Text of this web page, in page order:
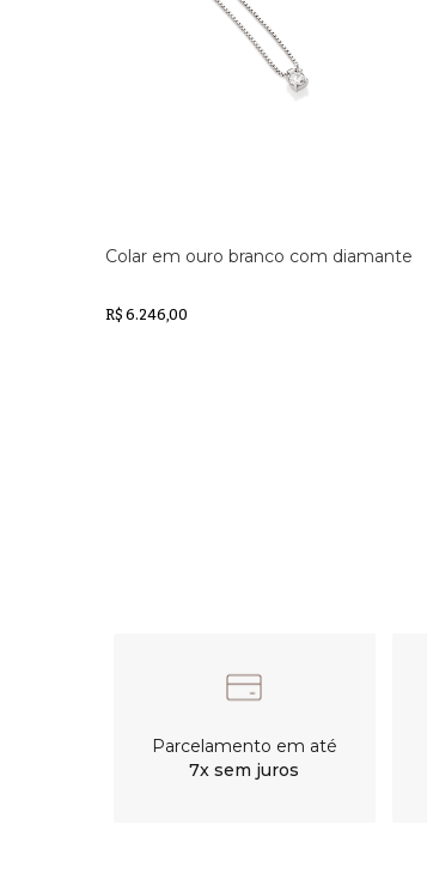
Colar em ouro branco com diamante
R$ 6.246,00
Parcelamento em até
7x sem juros